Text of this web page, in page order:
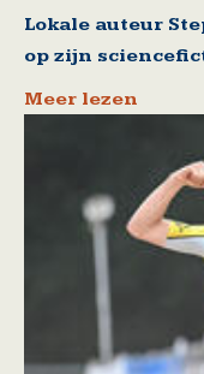
Lokale auteur
op zijn
Meer lezen